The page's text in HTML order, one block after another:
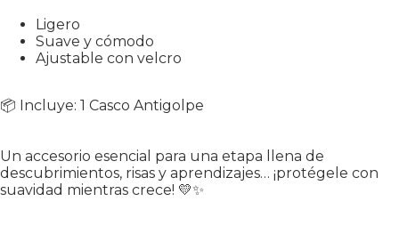
Ligero
Suave y cómodo
Ajustable con velcro
📦 Incluye: 1 Casco Antigolpe
Un accesorio esencial para una etapa llena de
descubrimientos, risas y aprendizajes… ¡protégele con
suavidad mientras crece! 💛✨